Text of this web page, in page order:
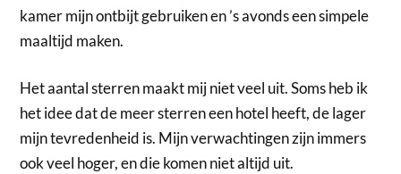
kamer mijn ontbijt gebruiken en ’s avonds een simpele
maaltijd maken.
Het aantal sterren maakt mij niet veel uit. Soms heb ik
het idee dat de meer sterren een hotel heeft, de lager
mijn tevredenheid is. Mijn verwachtingen zijn immers
ook veel hoger, en die komen niet altijd uit.